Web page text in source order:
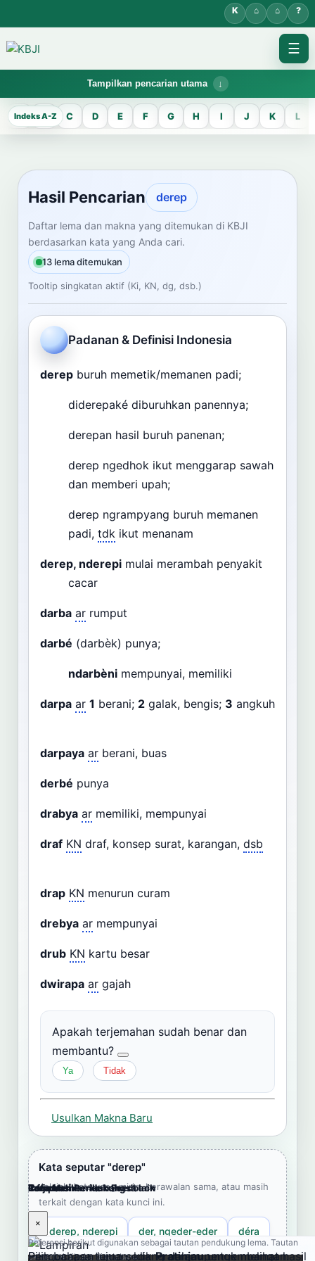
☰
Tampilkan pencarian utama
KBJI WORKSPACE
Hasil Pencarian
Temukan lema Jawa dan maknanya dalam bahasa Indonesia saat
mengelola data Kamus Bahasa Jawa-Indonesia.
CARI LEMA JAWA
Masukkan kata Jawa
Dashboard Pencarian
A B C D E F G H I J K L
Hasil Pencarian derep
Daftar lema dan makna yang ditemukan di KBJI
berdasarkan kata yang Anda cari.
13 lema ditemukan
Tooltip singkatan aktif (Ki, KN, dg, dsb.)
Padanan & Definisi Indonesia
derep buruh memetik/memanen padi;
diderepaké diburuhkan panennya;
derepan hasil buruh panenan;
derep ngedhok ikut menggarap sawah
dan memberi upah;
derep ngrampyang buruh memanen
padi, tdk ikut menanam
derep, nderepi mulai merambah penyakit
cacar
darba ar rumput
darbé (darbèk) punya;
ndarbèni mempunyai, memiliki
darpa ar 1 berani; 2 galak, bengis; 3 angkuh
darpaya ar berani, buas
derbé punya
drabya ar memiliki, mempunyai
draf KN draf, konsep surat, karangan, dsb
drap KN menurun curam
drebya ar mempunyai
drub KN kartu besar
dwirapa ar gajah
Apakah terjemahan sudah benar dan
membantu?
Ya Tidak
Usulkan Makna Baru
Cara Memberikan Feedback
×
Lampiran
×
Referensi Pendukung
×
Referensi berikut digunakan sebagai tautan pendukung lema. Tautan
eksternal dibuka di tab baru.
Informasi
×
Pengucapan lema sedang dalam pengembangan.
Terjemahkan ke bahasa lain
×
Pilih bahasa tujuan, klikPratinjauuntuk melihat hasil
Kata seputar "derep"
Jelajahi kata yang mirip, berawalan sama, atau masih
terkait dengan kata kunci ini.
derep, nderepi der, ngeder-eder déra